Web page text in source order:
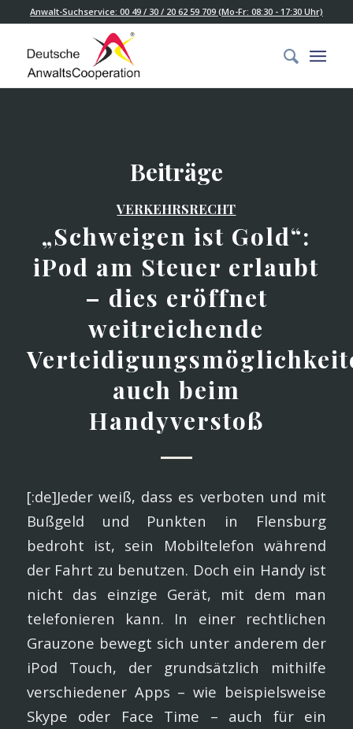
Anwalt-Suchservice: 00 49 / 30 / 20 62 59 709 (Mo-Fr: 08:30 - 17:30 Uhr)
Beiträge
VERKEHRSRECHT
„Schweigen ist Gold“:
iPod am Steuer erlaubt
– dies eröffnet
weitreichende
auch beim
Handyverstoß
[:de]Jeder weiß, dass es verboten und mit
Bußgeld und Punkten in Flensburg
bedroht ist, sein Mobiltelefon während
der Fahrt zu benutzen. Doch ein Handy ist
nicht das einzige Gerät, mit dem man
telefonieren kann. In einer rechtlichen
Grauzone bewegt sich unter anderem der
iPod Touch, der grundsätzlich mithilfe
verschiedener Apps – wie beispielsweise
Skype oder Face Time – auch für ein